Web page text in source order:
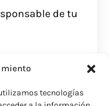
tecnologías
de tu
al evento: